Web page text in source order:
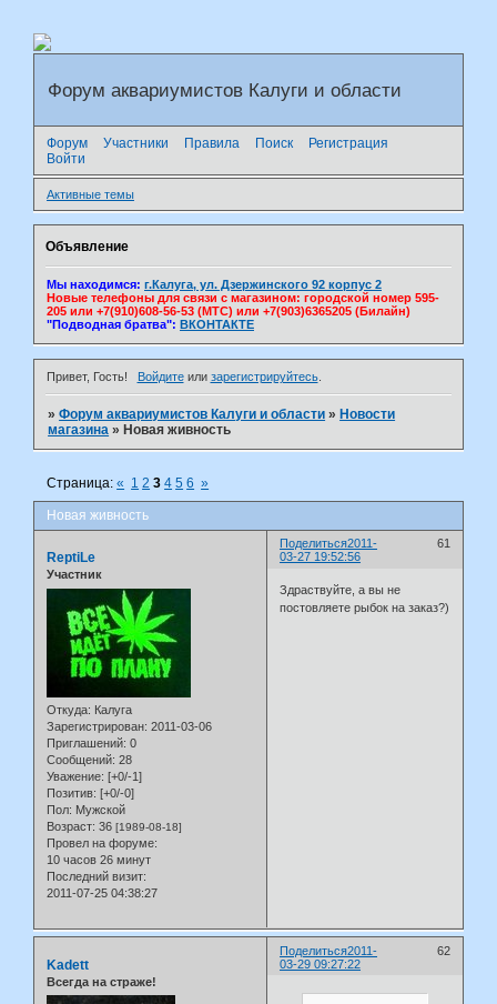
Форум аквариумистов Калуги и области
Форум Участники Правила Поиск
Регистрация
Войти
Активные темы
Объявление
Мы находимся: г.Калуга, ул. Дзержинского 92 корпус 2
Новые телефоны для связи с магазином: городской номер 595-
205 или +7(910)608-56-53 (МТС) или +7(903)6365205 (Билайн)
"Подводная братва": ВКОНТАКТЕ
Привет, Гость! Войдитеили зарегистрируйтесь.
»Форум аквариумистов Калуги и области » Новости
магазина » Новая живность
Новая живность
Страница:« 1 2 3 4 5 6 »
Поделиться 61
2011-
03-27 19:52:56
ReptiLe
Участник
Откуда: Калуга
Зарегистрирован: 2011-03-06
Приглашений: 0
Сообщений: 28
Уважение: [+0/-1]
Позитив: [+0/-0]
Пол: Мужской
Возраст: 36 [1989-08-18]
Провел на форуме:
10 часов 26 минут
Последний визит:
2011-07-25 04:38:27
Здраствуйте, а вы не
постовляете рыбок на заказ?)
Поделиться 62
2011-
03-29 09:27:22
Kadett
Всегда на страже!